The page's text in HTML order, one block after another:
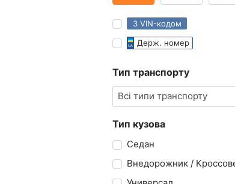
З VIN-кодом
Держ. номер
Тип транспорту
Всі типи транспорту
Тип кузова
Седан
Внедорожник /